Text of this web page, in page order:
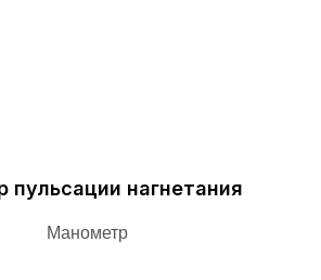
пульсации нагнетания